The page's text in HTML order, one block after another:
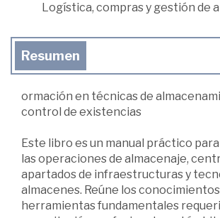
Logística, compras y gestión de
Resumen
ormación en técnicas de
control de existencias
Este libro es un manual práctico
las operaciones de almacenaje,
apartados de infraestructuras y
almacenes. Reúne los conocimientos
herramientas fundamentales